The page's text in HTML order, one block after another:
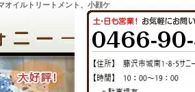
イルトリートメント、小顔ケ